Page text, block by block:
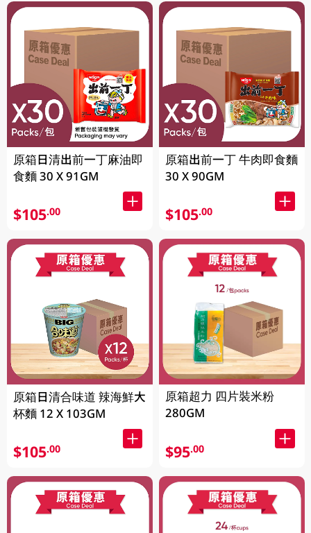
原箱日清出前一丁麻油即
食麵 30 X 91GM
$105.00
原箱日清合味道 辣海鮮大
杯麵 12 X 103GM
$105.00
原箱出前一丁 牛肉即食麵
30 X 90GM
$105.00
原箱超力 四片裝米粉
280GM
$95.00